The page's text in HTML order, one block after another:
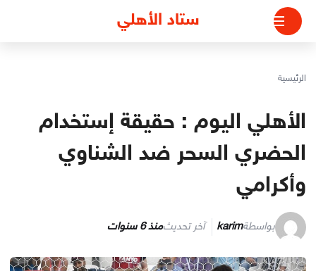
التجاوز
المحتوى
ستاد الأهلي
الرئيسية
الأهلي اليوم : حقيقة إستخدام
الحضري السحر ضد الشناوي
وأكرامي
بواسطةkarim آخر تحديثمنذ 6 سنوات